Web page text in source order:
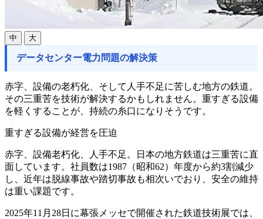
中 大
データセンター電力問題の解決策
赤字、設備の老朽化、そして人手不足に苦しむ地方の鉄道。
その三重苦を技術が解決するかもしれません。重すぎる設備
を軽くすることが、持続の糸口になりそうです。
重すぎる設備が経営を圧迫
赤字、設備老朽化、人手不足。日本の地方鉄道は三重苦に直
面しています。社員数は1987（昭和62）年度から約3割減少
し、近年は脱線事故や踏切事故も相次いでおり、安全の維持
は重い課題です。
2025年11月28日に幕張メッセで開催された鉄道技術展では、